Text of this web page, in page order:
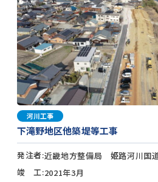
河川工事
下滝野地区他築堤等工事
発注者 近畿地方整備局 姫路河川国
竣 工 2021年3月